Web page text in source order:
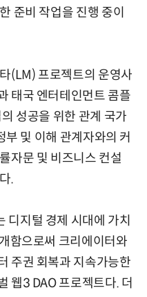
준비 작업을 진행 중이
(LM) 프로젝트의 운영사
태국 엔터테인먼트 콤플
성공을 위한 관계 국가
부 및 이해 관계자와의 커
자문 및 비즈니스 컨설
.
디지털 경제 시대에 가치
함으로써 크리에이터와
주권 회복과 지속가능한
웹3 DAO 프로젝트다. 더